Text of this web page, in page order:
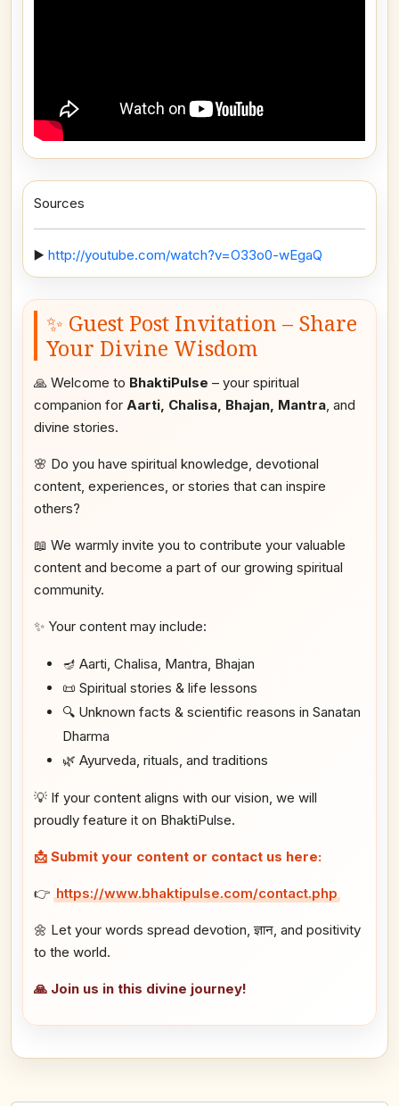
Sources
▶️ http://youtube.com/watch?v=O33o0-wEgaQ
✨ Guest Post Invitation – Share
Your Divine Wisdom
🙏 Welcome to BhaktiPulse – your spiritual
companion for Aarti, Chalisa, Bhajan, Mantra, and
divine stories.
🌸 Do you have spiritual knowledge, devotional
content, experiences, or stories that can inspire
others?
📖 We warmly invite you to contribute your valuable
content and become a part of our growing spiritual
community.
✨ Your content may include:
🪔 Aarti, Chalisa, Mantra, Bhajan
📜 Spiritual stories & life lessons
🔍 Unknown facts & scientific reasons in Sanatan
Dharma
🌿 Ayurveda, rituals, and traditions
💡 If your content aligns with our vision, we will
proudly feature it on BhaktiPulse.
📩 Submit your content or contact us here:
👉 https://www.bhaktipulse.com/contact.php
🌼 Let your words spread devotion, ज्ञान, and positivity
to the world.
🙏 Join us in this divine journey!